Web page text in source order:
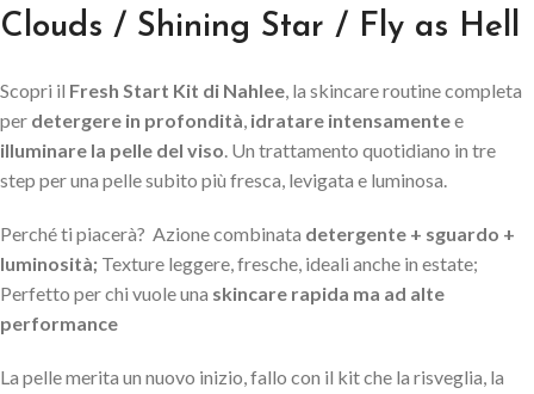
Clouds / Shining Star / Fly as Hell
Scopri il Fresh Start Kit di Nahlee, la skincare routine completa
per detergere in profondità, idratare intensamentee
illuminare la pelle del viso. Un trattamento quotidiano in tre
step per una pelle subito più fresca, levigata e luminosa.
Perché ti piacerà? Azione combinata detergente + sguardo +
luminosità; Texture leggere, fresche, ideali anche in estate;
Perfetto per chi vuole una skincare rapida ma ad alte
performance
La pelle merita un nuovo inizio, fallo con il kit che la risveglia, la